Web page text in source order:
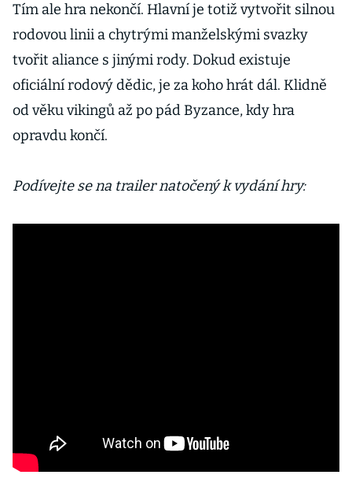
Tím ale hra nekončí. Hlavní je totiž vytvořit silnou
rodovou linii a chytrými manželskými svazky
tvořit aliance s jinými rody. Dokud existuje
oficiální rodový dědic, je za koho hrát dál. Klidně
od věku vikingů až po pád Byzance, kdy hra
opravdu končí.
Podívejte se na trailer natočený k vydání hry: